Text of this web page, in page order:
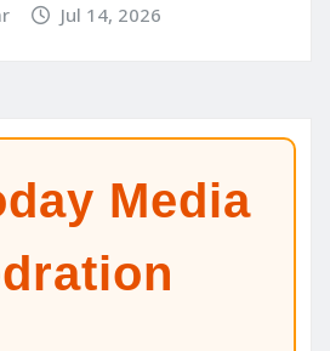
Jul 14, 2026
Media